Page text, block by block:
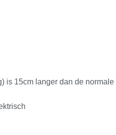
is 15cm langer dan de normale